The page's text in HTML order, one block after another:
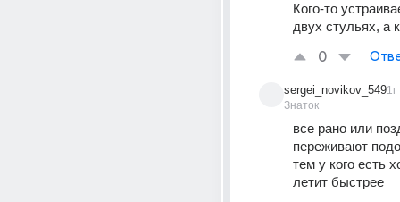
Кого-то
двух стульях, а
0
sergei_novikov_549
Знаток
1г
все рано или
переживают
тем у кого есть
летит быстрее